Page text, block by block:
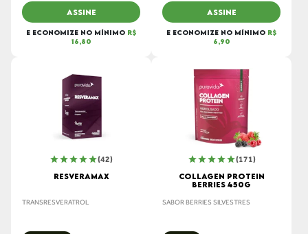
ASSINE
E ECONOMIZE NO MÍNIMO R$
16,80
ASSINE
E ECONOMIZE NO MÍNIMO R$
6,90
(42)
RESVERAMAX
TRANSRESVERATROL
(171)
COLLAGEN PROTEIN
BERRIES 450G
SABOR BERRIES SILVESTRES